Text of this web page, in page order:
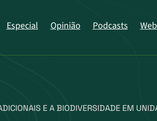
Especial Opinião Podcasts
E A BIODIVERSIDADE EM